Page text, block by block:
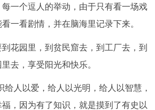
一个逗人的举动，由于只有看一场戏
一看剧情，并在脑海里记录下来。
花园里，到贫民窟去，到工厂去，到
去，享受阳光和快乐。
给人以爱，给人以光明，给人以智慧，
，因为有了知识，就是摸到了有史以